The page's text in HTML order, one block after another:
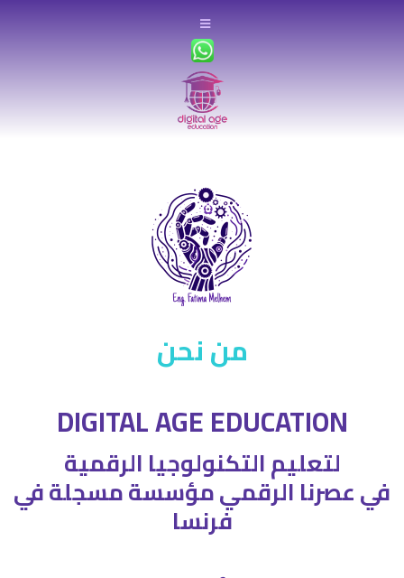
من نحن
DIGITAL AGE EDUCATION
لتعليم التكنولوجيا الرقمية
في عصرنا الرقمي مؤسسة مسجلة في
فرنسا